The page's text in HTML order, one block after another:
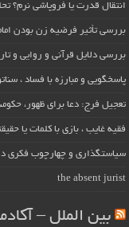
انتقال قدرت یا فروپاشی نرم؟
بررسی تأثیر فرضیه زن بودن
بررسی دلایل قرآنی و روایی و
پاسخگویی و مبارزه با فساد ،
تعجیل فرج: دعا برای ظهور،
فقیه غایب ، بازی با کلمات یا
سیاستگذاری و چهارچوب فکری
the absent jurist
بین الملل –